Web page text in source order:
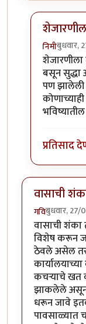
निमीबुधवार,
In reply
शेजारणीला
बसून सुद्धा
पण झालेली
प्रतिसाद
वासाची
गविबुधवार, 27/
वासाची
विशेष करून
ठेवले असेल
कचऱ्याचे खत
झाकलेले
धरून जावे
पावसाळ्यात